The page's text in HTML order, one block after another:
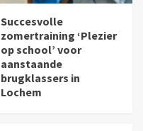
Succesvolle
zomertraining ‘Plezier
op school’ voor
aanstaande
brugklassers in
Lochem